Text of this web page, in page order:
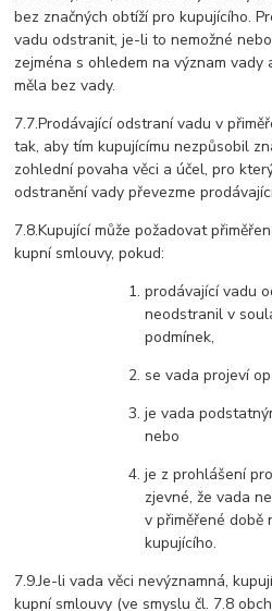
bez značných obtíží pro kupujícího.
vadu odstranit, je-li to nemožné
zejména s ohledem na význam vady
měla bez vady.
7.7.Prodávající odstraní vadu v
tak, aby tím kupujícímu nezpůsobil
zohlední povaha věci a účel, pro
odstranění vady převezme
7.8.Kupující může požadovat
kupní smlouvy, pokud:
prodávající vadu
neodstranil v
podmínek,
se vada projeví
je vada
nebo
je z prohlášení
zjevné, že vada
v přiměřené době
kupujícího.
7.9.Je-li vada věci nevýznamná,
kupní smlouvy (ve smyslu čl. 7.8